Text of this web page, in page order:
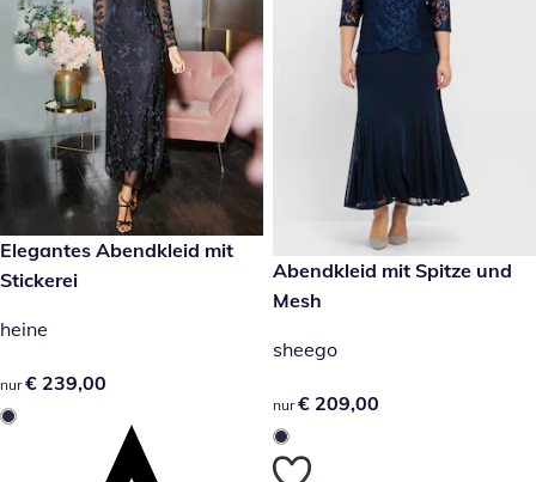
€ 239,00
Elegantes Abendkleid mit
Stickerei
heine
€ 239,00
nur € 239,00
€ 209,00
Abendkleid mit Spitze und
Mesh
sheego
€ 209,00
nur € 209,00